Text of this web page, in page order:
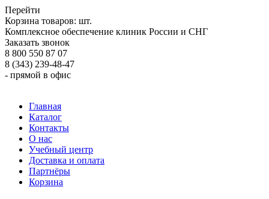
Перейти
Корзина товаров: шт.
Комплексное обеспечение клиник России и СНГ
Заказать звонок
8 800 550 87 07
8 (343) 239-48-47
- прямой в офис
Главная
Каталог
Контакты
О нас
Учебный центр
Доставка и оплата
Партнёры
Корзина